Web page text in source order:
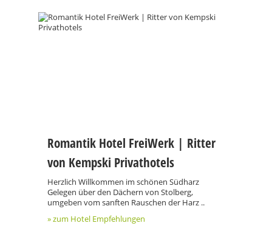
Romantik Hotel FreiWerk | Ritter
von Kempski Privathotels
Herzlich Willkommen im schönen Südharz
Gelegen über den Dächern von Stolberg,
umgeben vom sanften Rauschen der Harz ..
» zum Hotel Empfehlungen